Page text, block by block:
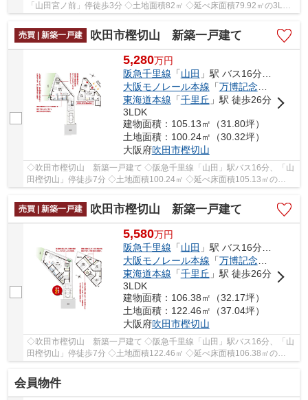
「山田宮ノ前」停徒歩3分 ◇土地面積82㎡ ◇延べ床面積79.92㎡の3LDK
売買 | 新築一戸建
吹田市樫切山 新築一戸建て
5,280万円
阪急千里線 「山田 」駅 バス16分 「山田樫切山」 停歩7分
大阪モノレール本線 「万博記念公園
東海道本線 「千里丘 」駅 徒歩26分
3LDK
建物面積：105.13㎡（31.80坪）
土地面積：100.24㎡（30.32坪）
大阪府吹田市樫切山
◇吹田市樫切山 新築一戸建て ◇阪急千里線「山田」駅バス16分、「山
田樫切山」停徒歩7分 ◇土地面積100.24㎡ ◇延べ床面積105.13㎡の
売買 | 新築一戸建
吹田市樫切山 新築一戸建て
5,580万円
阪急千里線 「山田 」駅 バス16分 「山田樫切山」 停歩7分
大阪モノレール本線 「万博記念公園
東海道本線 「千里丘 」駅 徒歩26分
3LDK
建物面積：106.38㎡（32.17坪）
土地面積：122.46㎡（37.04坪）
大阪府吹田市樫切山
◇吹田市樫切山 新築一戸建て ◇阪急千里線「山田」駅バス16分、「山
田樫切山」停徒歩7分 ◇土地面積122.46㎡ ◇延べ床面積106.38㎡の
3LDK ◇駐車スペースがございます ◇西側に幅員約4ｍの...
会員物件